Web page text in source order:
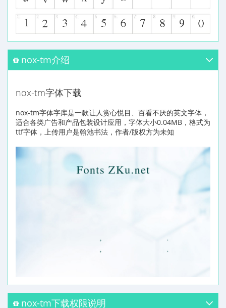
nox-tm介绍
nox-tm字体下载
nox-tm字体字库是一款让人赏心悦目、百看不厌的英文字体，
适合各类广告和产品包装设计应用，字体大小0.04MB，格式为
ttf字体，上传用户是翰池书法，作者/版权方为未知
nox-tm下载权限说明